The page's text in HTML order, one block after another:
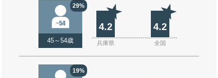
29%
45～54歳
4.2 4.2
兵庫県 全国
19%